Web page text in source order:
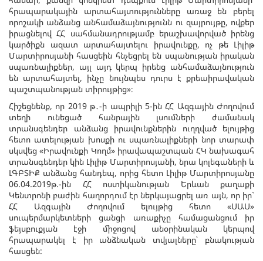
հրապարակային արտահայտությունները առաջ են բերել
որոշակի անձանց անհամաձայնությունն ու զայրույթը, ովքեր
իրացնելով ՀՀ սահմանադրությամբ երաշխավորված իրենց
կարծիքն ազատ արտահայտելու իրավունքը, ոչ թե Լիլիթ
Մարտիրոսյանի հասցեին հնչեցրել են սպանության իրական
սպառնալիքներ, այլ այդ կերպ իրենց անհամաձայնություն
են արտահայտել, ինչը նույնպես դուրս է քրեաիրավական
պաշտպանության տիրույթից»։
Հիշեցնենք, որ 2019 թ․-ի ապրիլի 5-ին ՀՀ Ազգային Ժողովում
տեղի ունեցած հանրային լսումների ժամանակ
տրանսգենդեր անձանց իրավունքներին ուղղված ելույթից
հետո ատելության խոսքի ու սպառնալիքների նոր տարափ
սկսվեց «Իրավունքի Կողմ» իրավապաշտպան ՀԿ նախագահ
տրանսգենդեր կին Լիլիթ Մարտիրոսյանի, նրա կոլեգաների և
ԼԳԲՏԻՔ անձանց հանդեպ, որից հետո Լիլիթ Մարտիրոսյանը
06.04.2019թ.-ին ՀՀ ոստիկանության Երևան քաղաքի
Կենտրոնի բաժին հաղորդում էր ներկայացրել առ այն, որ իր`
ՀՀ Ազգային Ժողովում ելույթից հետո «ՍԱՍ»
սուպերմարկետների ցանցի առաքիչը համացանցում իր
ֆեյսբուքյան էջի միջոցով անօրինական կերպով
հրապարակել է իր անձնական տվյալները՝ բնակության
հասցեն: